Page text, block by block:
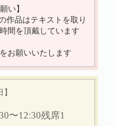
い】
作品はテキストを取り
間を頂戴しています
お願いいたします
〜12:30残席1